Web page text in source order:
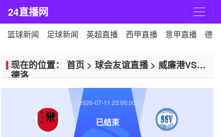
24直播网
篮球新闻 足球新闻 英超直播 西甲直播 意甲直播 德
现在的位置： 首页 > 球会友谊直播> 威廉港VS耶
德洛
2026-07-11 23:00:00
已结束